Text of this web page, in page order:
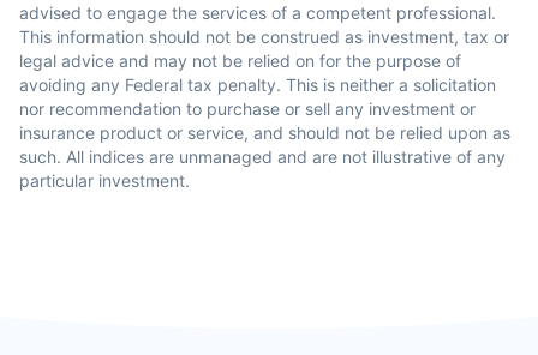
advised to engage the services of a competent professional.
This information should not be construed as investment, tax or
legal advice and may not be relied on for the purpose of
avoiding any Federal tax penalty. This is neither a solicitation
nor recommendation to purchase or sell any investment or
insurance product or service, and should not be relied upon as
such. All indices are unmanaged and are not illustrative of any
particular investment.